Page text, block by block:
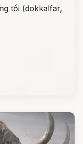
tối (dokkalfar,